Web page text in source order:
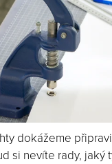
dokážeme
si nevíte rady, jaký